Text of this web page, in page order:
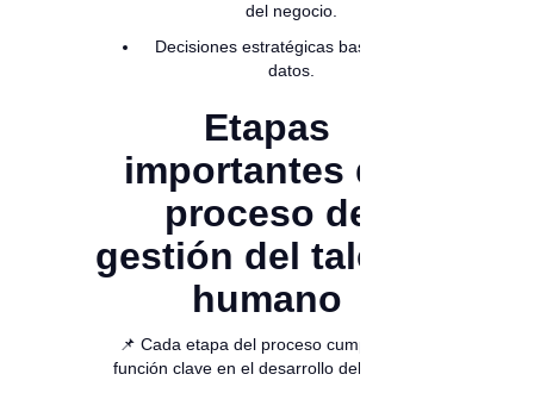
del negocio.
Decisiones estratégicas basadas en
datos.
Etapas
importantes del
proceso de
gestión del talento
humano
📌 Cada etapa del proceso cumple una
función clave en el desarrollo del talento: